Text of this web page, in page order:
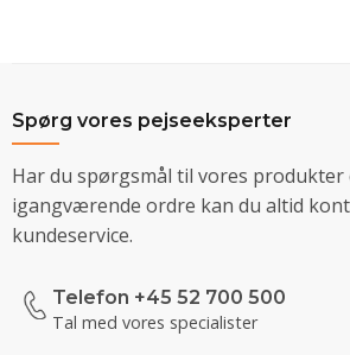
Spørg vores pejseeksperter
Har du spørgsmål til vores produkter
igangværende ordre kan du altid
kundeservice.
Telefon +45 52 700 500
Tal med vores specialister